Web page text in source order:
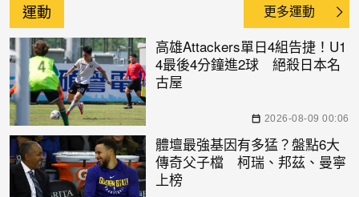
運動 更多運動
高雄Attackers單日4組告捷！U1
4最後4分鐘進2球 絕殺日本名
古屋
2026-08-09 00:06
體壇最強基因有多猛？盤點6大
傳奇父子檔 柯瑞、邦茲、曼寧
上榜